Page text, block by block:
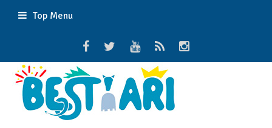
Top Menu